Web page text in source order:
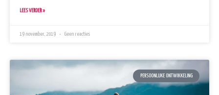
LEES VERDER »
19 november, 2019 Geen reacties
PERSOONLIJKE ONTWIKKELING